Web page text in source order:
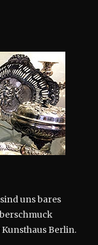
uns bares
Berlin.